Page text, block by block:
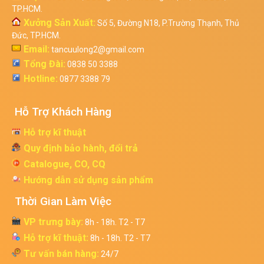
TP.HCM.
Xưởng Sản Xuất: Số 5, Đường N18, P.Trường Thạnh, Thủ
Đức, TP.HCM.
Email: tancuulong2@gmail.com
Tổng Đài: 0838 50 3388
Hotline: 0877 3388 79
Hỗ Trợ Khách Hàng
Hỗ trợ kĩ thuật
Quy định bảo hành, đổi trả
Catalogue, CO, CQ
Hướng dẫn sử dụng sản phẩm
Thời Gian Làm Việc
VP trưng bày: 8h - 18h. T2 - T7
Hỗ trợ kĩ thuật: 8h - 18h. T2 - T7
Tư vấn bán hàng: 24/7